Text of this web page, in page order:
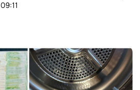
ilegal în Moldova